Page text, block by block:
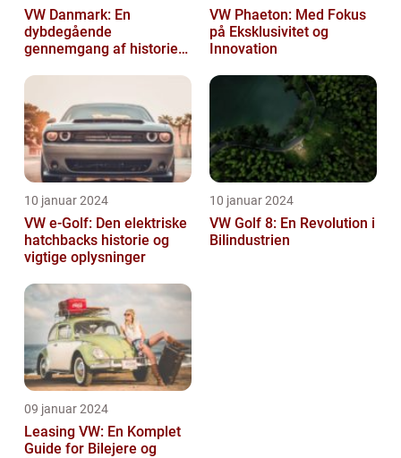
VW Danmark: En
dybdegående
gennemgang af historien
VW Phaeton: Med Fokus
på Eksklusivitet og
Innovation
10 januar 2024
VW e-Golf: Den elektriske
hatchbacks historie og
vigtige oplysninger
10 januar 2024
VW Golf 8: En Revolution i
Bilindustrien
09 januar 2024
Leasing VW: En Komplet
Guide for Bilejere og